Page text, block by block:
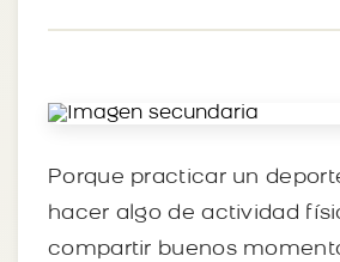
Porque practicar un
hacer algo de actividad
compartir buenos